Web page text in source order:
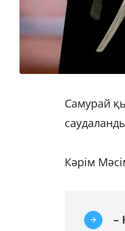
Самурай
Кәрім
–